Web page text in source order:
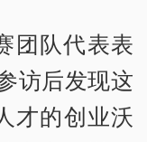
团队代表表
访后发现这
才的创业沃